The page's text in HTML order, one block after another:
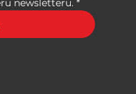
newsletteru. *